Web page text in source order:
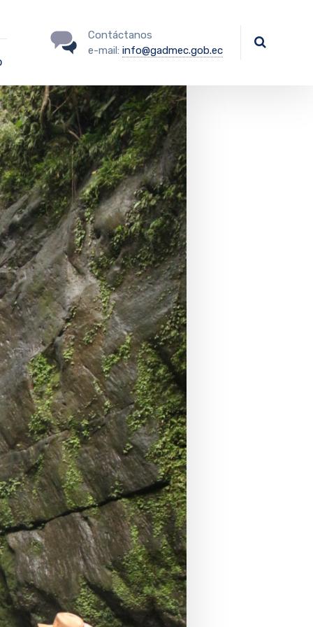
Contáctanos
e-mail: info@gadmec.gob.ec